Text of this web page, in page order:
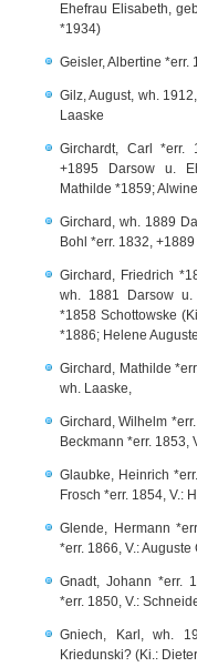
Ehefrau Elisabeth,
*1934)
Geisler, Albertine *err.
Gilz, August, wh.
Laaske
Girchardt, Carl *err.
+1895 Darsow u.
Mathilde *1859;
Girchard, wh. 1889
Bohl *err. 1832,
Girchard, Friedrich
wh. 1881 Darsow u.
*1858 Schottowske
*1886; Helene
Girchard, Mathilde
wh. Laaske,
Girchard, Wilhelm
Beckmann *err. 1853,
Glaubke, Heinrich
Frosch *err. 1854, V.:
Glende, Hermann
*err. 1866, V.:
Gnadt, Johann *err.
*err. 1850, V.:
Gniech, Karl, wh.
Kriedunski? (Ki.: